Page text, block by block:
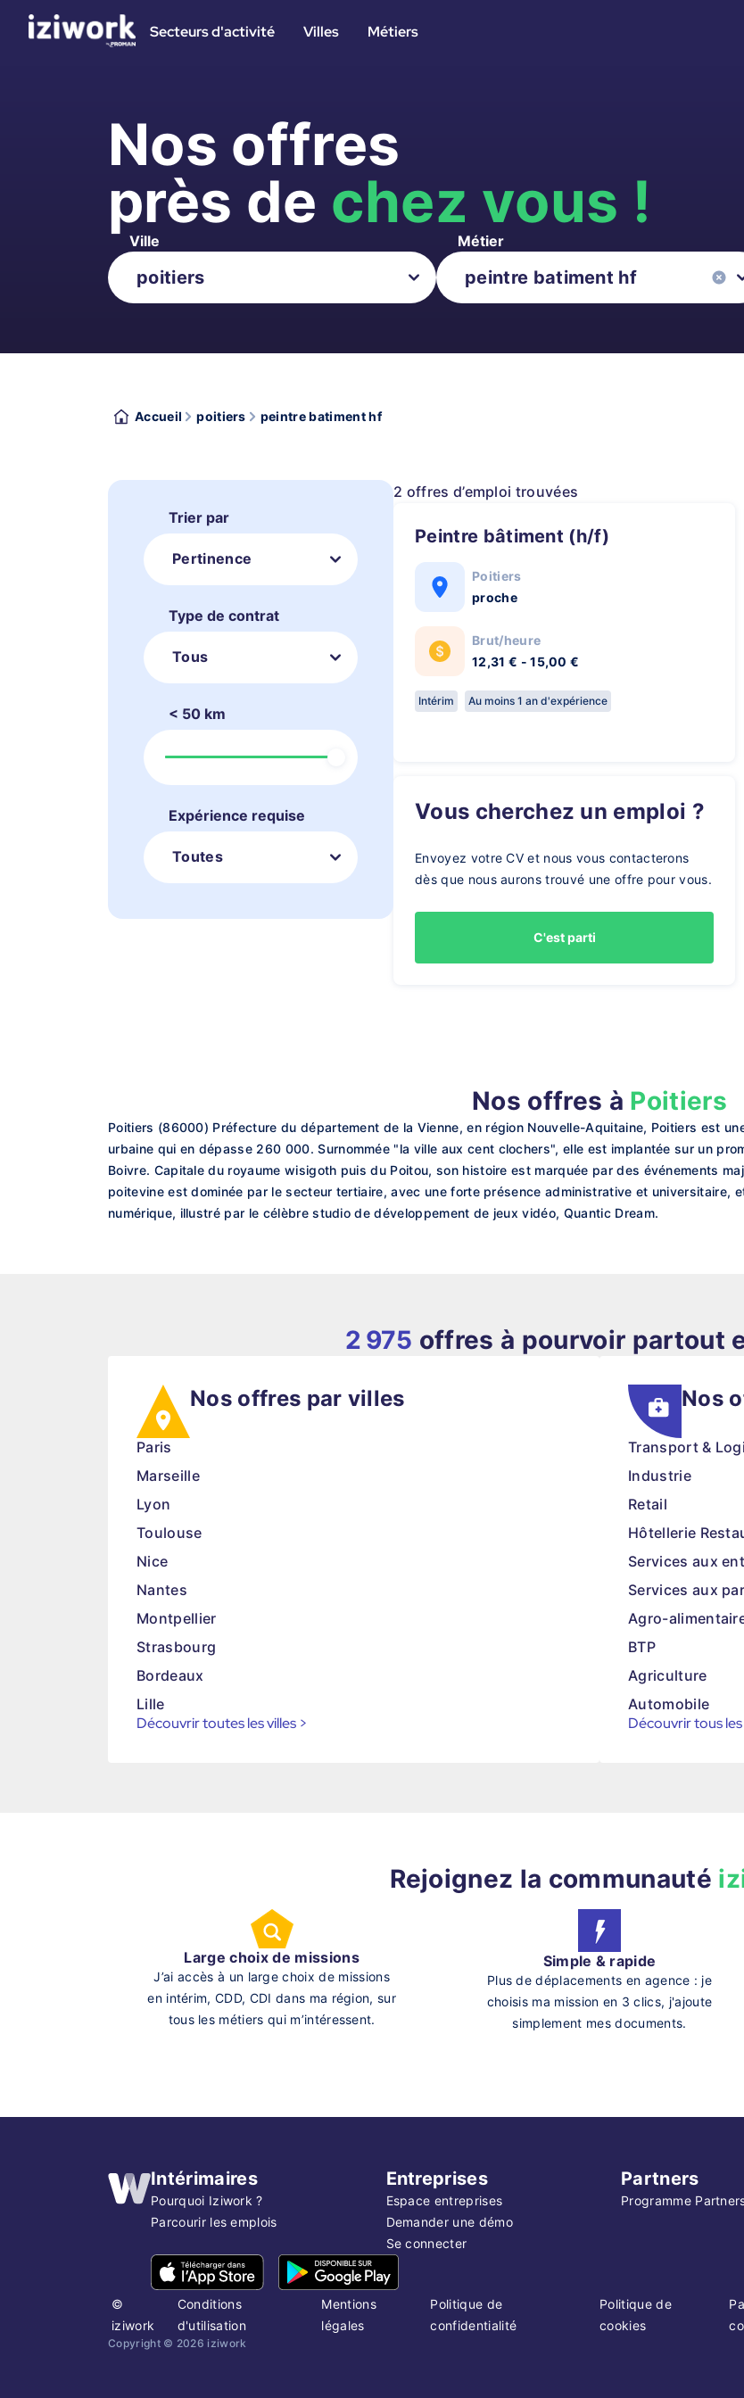
Secteurs d'activité Villes Métiers
Nos offres
près de chez vous !
Ville Métier
Accueil poitiers peintre batiment hf
Trier par
Pertinence
Type de contrat
Tous
< 50 km
Expérience requise
Toutes
2 offres d’emploi trouvées
Peintre bâtiment (h/f)
Poitiers
proche
Brut/heure
12,31 € - 15,00 €
Intérim Au moins 1 an d'expérience
Vous cherchez un emploi ?
Envoyez votre CV et nous vous contacterons
dès que nous aurons trouvé une offre pour vous.
C'est parti
Nos offres à Poitiers
Poitiers (86000) Préfecture du département de la Vienne, en région Nouvelle-Aquitaine, Poitiers est
urbaine qui en dépasse 260 000. Surnommée "la ville aux cent clochers", elle est implantée sur un
Boivre. Capitale du royaume wisigoth puis du Poitou, son histoire est marquée par des événements
poitevine est dominée par le secteur tertiaire, avec une forte présence administrative et universitaire,
numérique, illustré par le célèbre studio de développement de jeux vidéo, Quantic Dream.
2 975 offres à pourvoir partout
Nos offres par villes
Paris
Marseille
Lyon
Toulouse
Nice
Nantes
Montpellier
Strasbourg
Bordeaux
Lille
Découvrir toutes les villes >
Nos
Transport &
Industrie
Retail
Hôtellerie
Services aux
Services aux
Agro-
BTP
Agriculture
Automobile
Découvrir tous
Rejoignez la communauté
Large choix de missions
J’ai accès à un large choix de missions
en intérim, CDD, CDI dans ma région, sur
tous les métiers qui m’intéressent.
Simple & rapide
Plus de déplacements en agence : je
choisis ma mission en 3 clics, j'ajoute
simplement mes documents.
Intérimaires
Pourquoi Iziwork ?
Parcourir les emplois
Entreprises
Espace entreprises
Demander une démo
Se connecter
Partners
Programme
©
iziwork
Conditions
d'utilisation
Mentions
légales
Politique de
confidentialité
Politique de
cookies
Copyright © 2026 iziwork